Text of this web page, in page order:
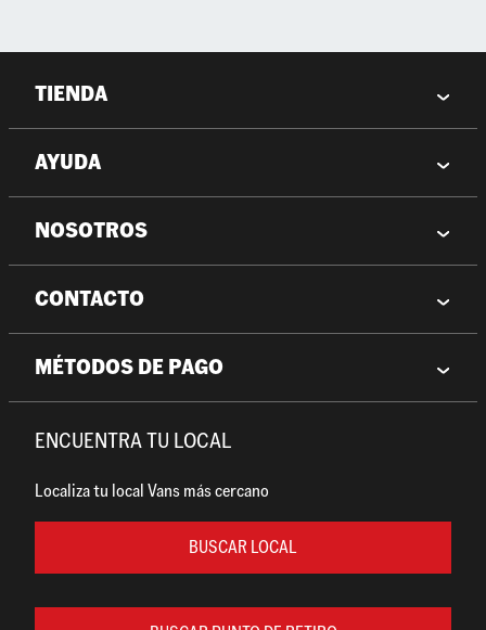
TIENDA
AYUDA
NOSOTROS
CONTACTO
MÉTODOS DE PAGO
ENCUENTRA TU LOCAL
Localiza tu local Vans más cercano
BUSCAR LOCAL